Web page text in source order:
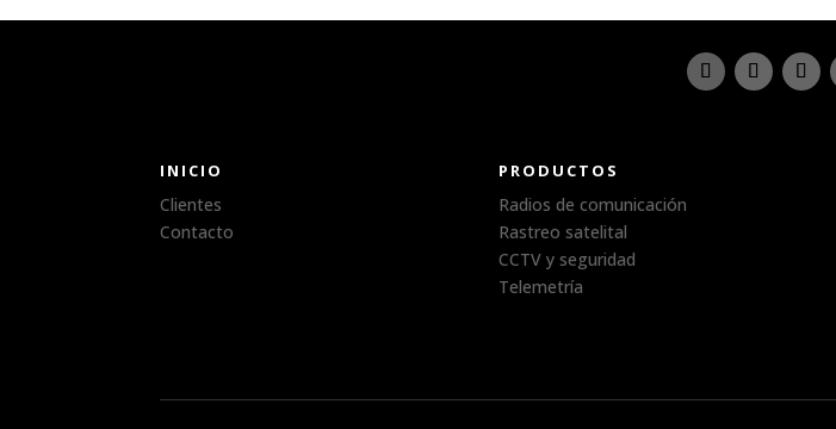
INICIO
Clientes
Contacto
PRODUCTOS
Radios de comunicación
Rastreo satelital
CCTV y seguridad
Telemetría